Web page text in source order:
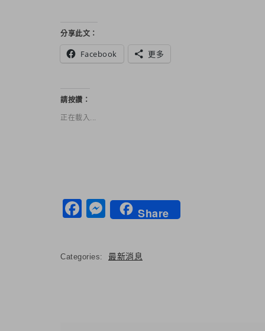
分享此文：
Facebook 更多
請按讚：
正在載入...
Facebook
Messenger
Share
Categories: 最新消息